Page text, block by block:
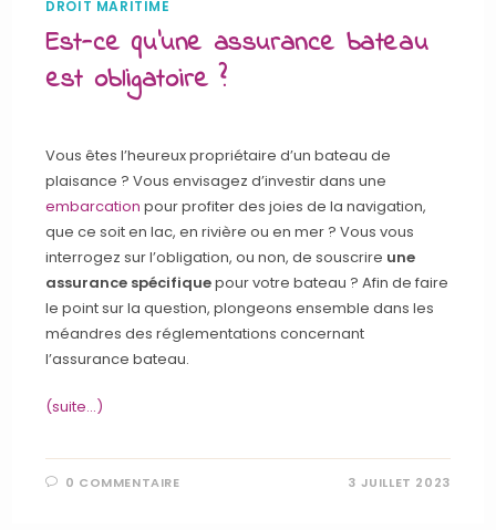
DROIT MARITIME
Est-ce qu’une assurance bateau
est obligatoire ?
Vous êtes l’heureux propriétaire d’un bateau de
plaisance ? Vous envisagez d’investir dans une
embarcation pour profiter des joies de la navigation,
que ce soit en lac, en rivière ou en mer ? Vous vous
interrogez sur l’obligation, ou non, de souscrire une
assurance spécifiquepour votre bateau ? Afin de faire
le point sur la question, plongeons ensemble dans les
méandres des réglementations concernant
l’assurance bateau.
(suite…)
0 COMMENTAIRE 3 JUILLET 2023